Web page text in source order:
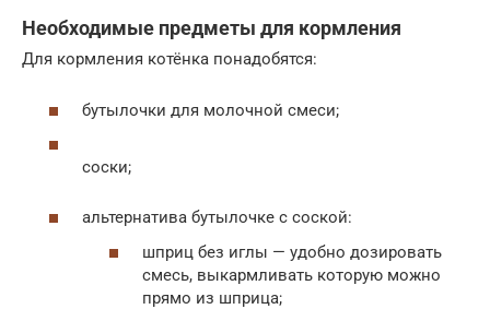
Необходимые предметы для кормления
Для кормления котёнка понадобятся:
бутылочки для молочной смеси;
соски;
альтернатива бутылочке с соской:
шприц без иглы — удобно дозировать
смесь, выкармливать которую можно
прямо из шприца;